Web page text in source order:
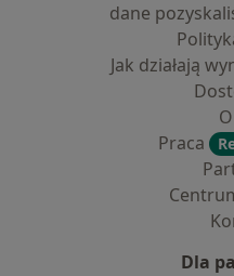
dane
Jak działają
Praca
Dla